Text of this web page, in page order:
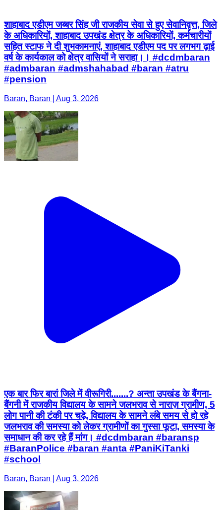
शाहाबाद एडीएम जब्बर सिंह जी राजकीय सेवा से हुए सेवानिवृत्त, जिले
के अधिकारियों, शाहाबाद उपखंड क्षेत्र के अधिकारियों, कर्मचारीयों
सहित स्टाफ ने दी शुभकामनाएं, शाहाबाद एडीएम पद पर लगभग ढ़ाई
वर्ष के कार्यकाल को क्षेत्र वासियों ने सराहा।। #dcdmbaran
#admbaran #admshahabad #baran #atru
#pension
Baran, Baran | Aug 3, 2026
एक बार फिर बारां जिले में वीरूगिरी.......? अन्ता उपखंड के बैंगना-
बैंगनी में राजकीय विद्यालय के सामने जलभराव से नाराज़ ग्रामीण, 5
लोग पानी की टंकी पर चढ़े, विद्यालय के सामने लंबे समय से हो रहे
जलभराव की समस्या को लेकर ग्रामीणों का गुस्सा फूटा, समस्या के
समाधान की कर रहे हैं मांग। #dcdmbaran #baransp
#BaranPolice #baran #anta #PaniKiTanki
#school
Baran, Baran | Aug 3, 2026